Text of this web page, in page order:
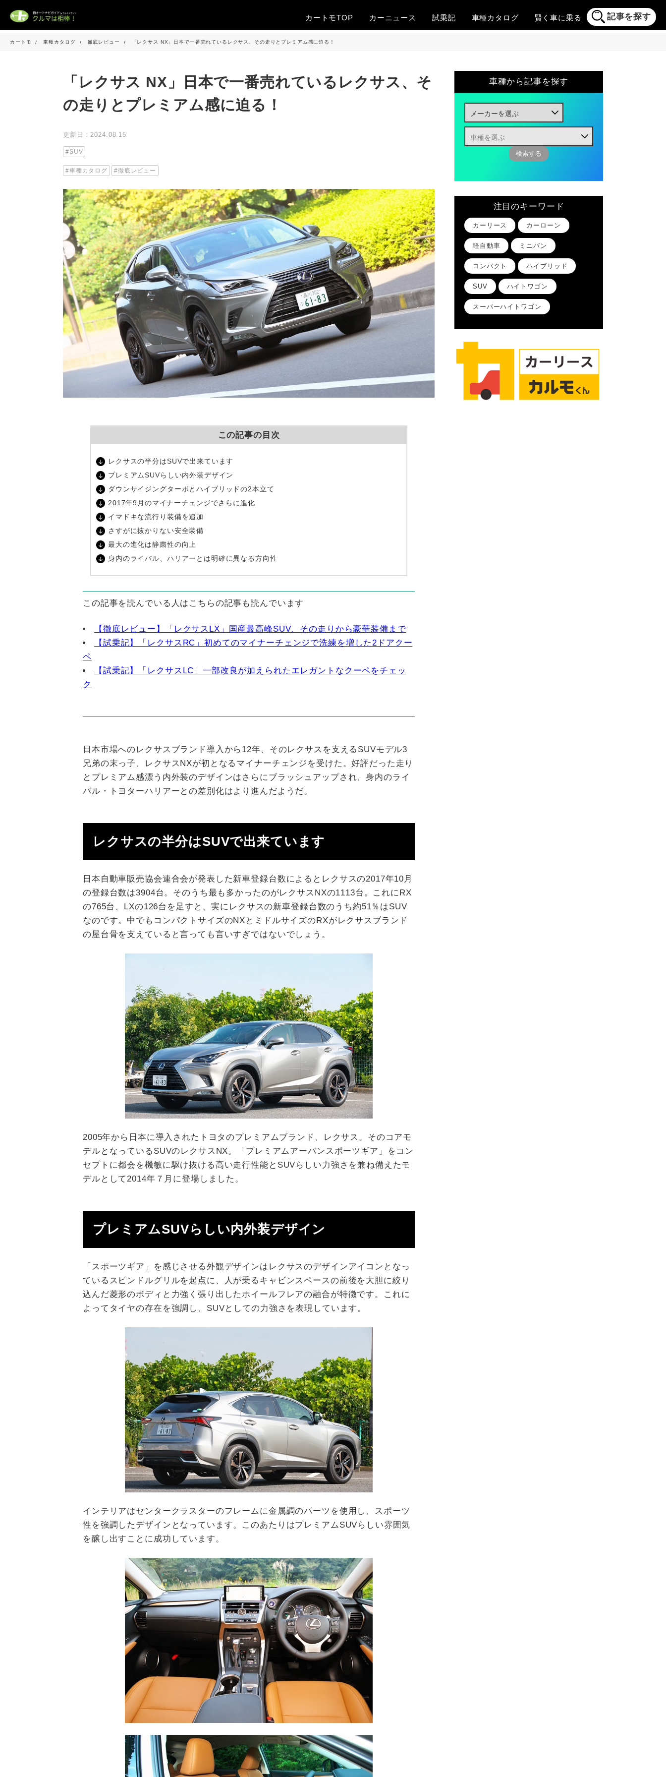
カートモTOP カーニュース 試乗記 車種カタログ 賢く車に乗る 記事を探す
カートモ 車種カタログ 徹底レビュー 「レクサス NX」日本で一番売れているレクサス、その走りとプレミアム感に迫る！
「レクサス NX」日本で一番売れているレクサス、そ
の走りとプレミアム感に迫る！
更新日：2024.08.15
SUV
車種カタログ 徹底レビュー
この記事の目次
レクサスの半分はSUVで出来ています
プレミアムSUVらしい内外装デザイン
ダウンサイジングターボとハイブリッドの2本立て
2017年9月のマイナーチェンジでさらに進化
イマドキな流行り装備を追加
さすがに抜かりない安全装備
最大の進化は静粛性の向上
身内のライバル、ハリアーとは明確に異なる方向性
この記事を読んでいる人はこちらの記事も読んでいます
【徹底レビュー】「レクサスLX」国産最高峰SUV、その走りから豪華装備まで
【試乗記】「レクサスRC」初めてのマイナーチェンジで洗練を増した2ドアクー
ペ
【試乗記】「レクサスLC」一部改良が加えられたエレガントなクーペをチェッ
ク
日本市場へのレクサスブランド導入から12年、そのレクサスを支えるSUVモデル3
兄弟の末っ子、レクサスNXが初となるマイナーチェンジを受けた。好評だった走り
とプレミアム感漂う内外装のデザインはさらにブラッシュアップされ、身内のライ
バル・トヨターハリアーとの差別化はより進んだようだ。
レクサスの半分はSUVで出来ています
日本自動車販売協会連合会が発表した新車登録台数によるとレクサスの2017年10月
の登録台数は3904台。そのうち最も多かったのがレクサスNXの1113台。これにRX
の765台、LXの126台を足すと、実にレクサスの新車登録台数のうち約51％はSUV
なのです。中でもコンパクトサイズのNXとミドルサイズのRXがレクサスブランド
の屋台骨を支えていると言っても言いすぎではないでしょう。
2005年から日本に導入されたトヨタのプレミアムブランド、レクサス。そのコアモ
デルとなっているSUVのレクサスNX。「プレミアムアーバンスポーツギア」をコン
セプトに都会を機敏に駆け抜ける高い走行性能とSUVらしい力強さを兼ね備えたモ
デルとして2014年７月に登場しました。
プレミアムSUVらしい内外装デザイン
「スポーツギア」を感じさせる外観デザインはレクサスのデザインアイコンとなっ
ているスピンドルグリルを起点に、人が乗るキャビンスペースの前後を大胆に絞り
込んだ菱形のボディと力強く張り出したホイールフレアの融合が特徴です。これに
よってタイヤの存在を強調し、SUVとしての力強さを表現しています。
インテリアはセンタークラスターのフレームに金属調のパーツを使用し、スポーツ
性を強調したデザインとなっています。このあたりはプレミアムSUVらしい雰囲気
を醸し出すことに成功しています。
車種から記事を探す
注目のキーワード
カーリース カーローン
軽自動車 ミニバン
コンパクト ハイブリッド
SUV ハイトワゴン
スーパーハイトワゴン